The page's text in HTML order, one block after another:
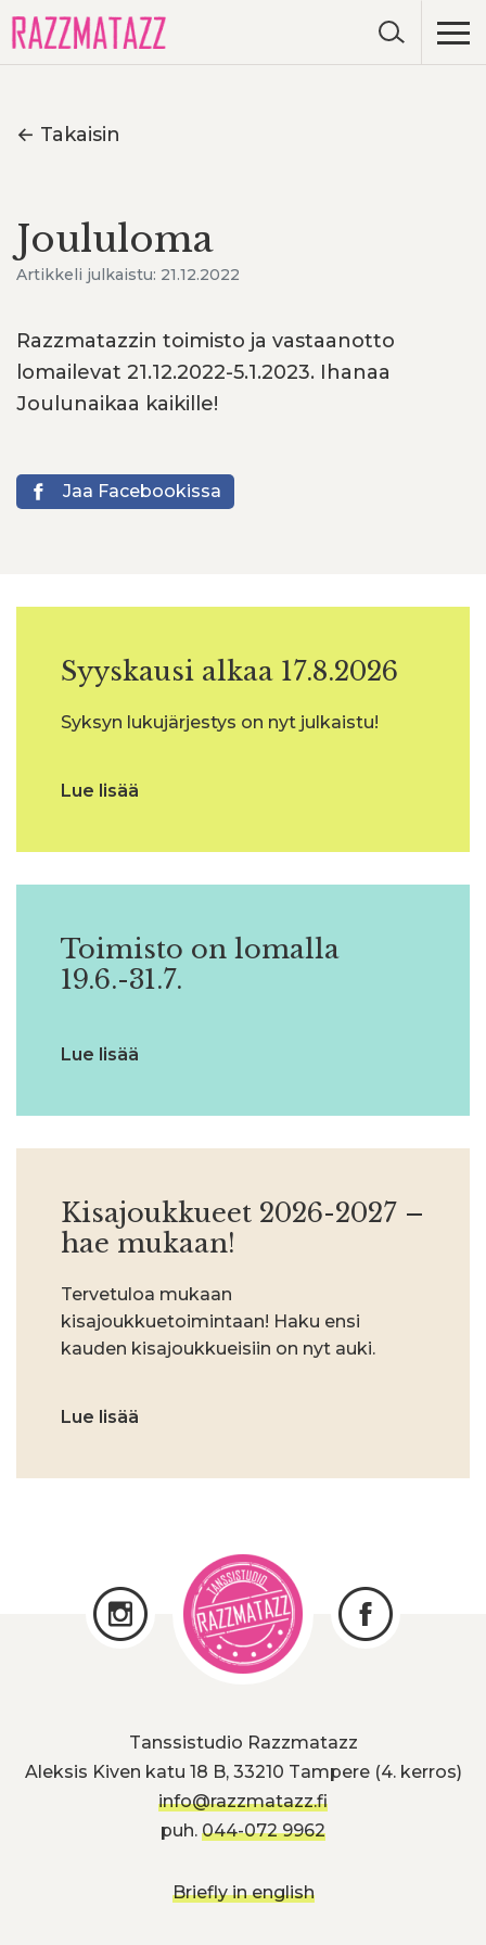
← Takaisin
Joululoma
Artikkeli julkaistu: 21.12.2022
Razzmatazzin toimisto ja vastaanotto
lomailevat 21.12.2022-5.1.2023. Ihanaa
Joulunaikaa kaikille!
Jaa Facebookissa
Syyskausi alkaa 17.8.2026
Syksyn lukujärjestys on nyt julkaistu!
Lue lisää
Toimisto on lomalla
19.6.-31.7.
Lue lisää
Kisajoukkueet 2026-2027 –
hae mukaan!
Tervetuloa mukaan
kisajoukkuetoimintaan! Haku ensi
kauden kisajoukkueisiin on nyt auki.
Lue lisää
Tanssistudio Razzmatazz
Aleksis Kiven katu 18 B, 33210 Tampere (4. kerros)
info@razzmatazz.fi
puh. 044-072 9962
Briefly in english